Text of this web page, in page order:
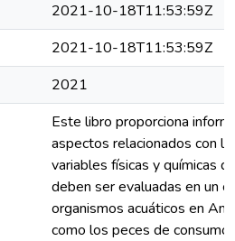
2021-10-18T11:53:59Z
2021-10-18T11:53:59Z
2021
Este libro proporciona
aspectos relacionados con
variables físicas y químicas
deben ser evaluadas en un
organismos acuáticos en
como los peces de consumo